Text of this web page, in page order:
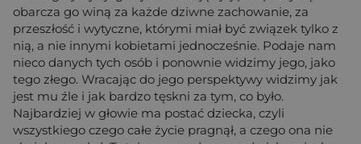
obarcza go winą za każde dziwne zachowanie, za
przeszłość i wytyczne, którymi miał być związek tylko z
nią, a nie innymi kobietami jednocześnie. Podaje nam
nieco danych tych osób i ponownie widzimy jego, jako
tego złego. Wracając do jego perspektywy widzimy jak
jest mu źle i jak bardzo tęskni za tym, co było.
Najbardziej w głowie ma postać dziecka, czyli
wszystkiego czego całe życie pragnął, a czego ona nie